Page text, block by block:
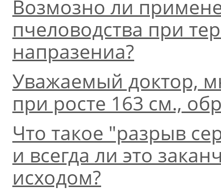
Возмозно ли
пчеловодства пpи
напpазениа?
Уважаемый доктор,
при росте 163 см.,
Что такое "разрыв
и всегда ли это
исходом?